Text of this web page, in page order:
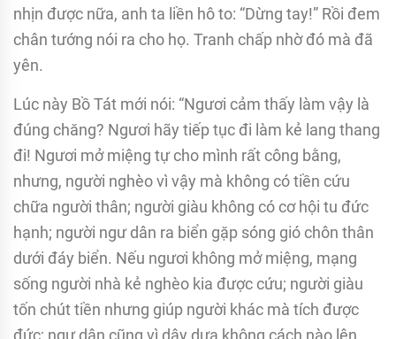
nhịn được nữa, anh ta liền hô to: “Dừng tay!” Rồi đem
chân tướng nói ra cho họ. Tranh chấp nhờ đó mà đã
yên.
Lúc này Bồ Tát mới nói: “Ngươi cảm thấy làm vậy là
đúng chăng? Ngươi hãy tiếp tục đi làm kẻ lang thang
đi! Ngươi mở miệng tự cho mình rất công bằng,
nhưng, người nghèo vì vậy mà không có tiền cứu
chữa người thân; người giàu không có cơ hội tu đức
hạnh; người ngư dân ra biển gặp sóng gió chôn thân
dưới đáy biển. Nếu ngươi không mở miệng, mạng
sống người nhà kẻ nghèo kia được cứu; người giàu
tốn chút tiền nhưng giúp người khác mà tích được
đức; ngư dân cũng vì dây dưa không cách nào lên